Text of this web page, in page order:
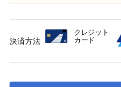
決済方法
クレジット
カード